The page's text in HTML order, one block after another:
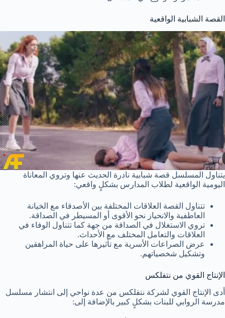
القصة الشبابية الواقعية
يتناول المسلسل قصة شبابية نادرة الحديث عنها وتروي المعاناة
اليومية الواقعية لطلاب المدارس بشكلٍ واقعي:
تتناول القصة العلاقات المختلفة بين الأصدقاء مع الخيانة
العاطفية والانحياز نحو الأقوى أو المسيطر في الصداقة.
تروي الاستغلال في الصداقة من جهة كما تتناول الوفاء في
العلاقات والتعامل المختلف مع الأحداث.
عرض الصراعات الأسرية مع تأثيرها على حياة المراهقين
وتشكيل شخصياتهم.
الإنتاج القوي من نتفلكس
أدى الإنتاج القوي لشركة نتفلكس من عدة نواحي إلى انتشار مسلسل
مدرسة الروابي للبنات بشكلٍ كبير بالإضافة إلى: